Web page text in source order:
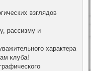
взглядов
рассизму и
характера
клуба!